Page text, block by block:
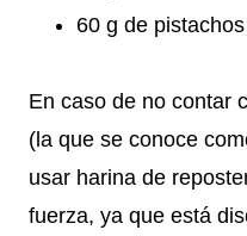
60 g de
En caso de no contar
(la que se conoce
usar harina de
fuerza, ya que está